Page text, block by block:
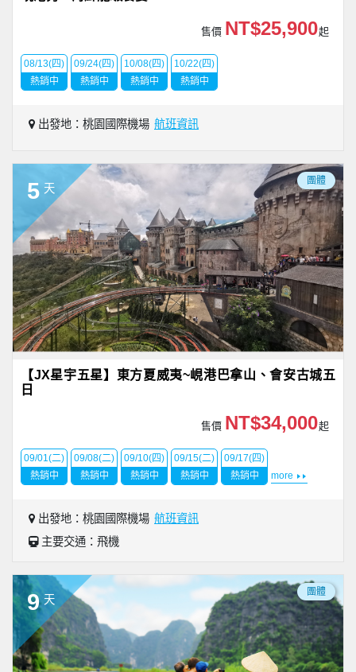
售價 NT$25,900起
08/13(四)
熱銷中
09/24(四)
熱銷中
10/08(四)
熱銷中
10/22(四)
熱銷中
出發地：桃園國際機場 航班資訊
5 天
團體
【JX星宇五星】東方夏威夷~峴港巴拿山、會安古城五
日
售價 NT$34,000起
09/01(二)
熱銷中
09/08(二)
熱銷中
09/10(四)
熱銷中
09/15(二)
熱銷中
09/17(四)
熱銷中
more
出發地：桃園國際機場 航班資訊
主要交通：飛機
9 天
團體